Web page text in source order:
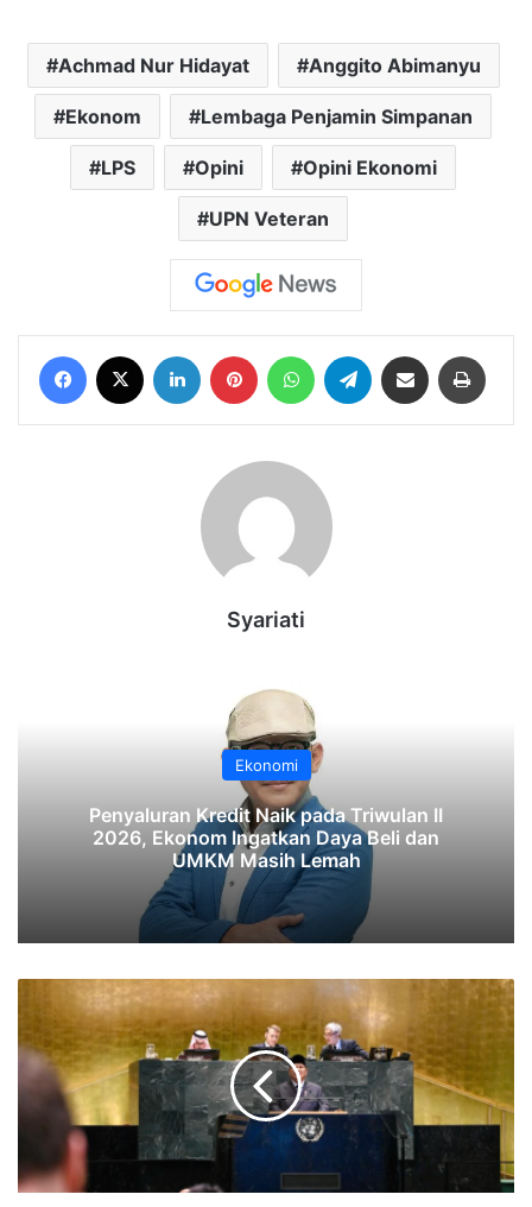
Achmad Nur Hidayat Anggito Abimanyu
Ekonom Lembaga Penjamin Simpanan
LPS Opini Opini Ekonomi
UPN Veteran
Facebook LinkedIn Pinterest WhatsAppTelegram Share via Email
Syariati
Ekonomi
‎Penyaluran Kredit Naik pada Triwulan II
2026, Ekonom Ingatkan Daya Beli dan
UMKM Masih Lemah‎‎
PBB:
Mari
Kita
Gunakan
Pengetahuan
Bukan